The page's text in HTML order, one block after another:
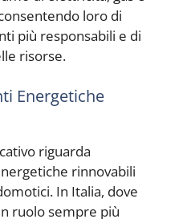
loro di
più responsabili e di
risorse.
Energetiche
riguarda
rinnovabili
In Italia, dove
ruolo sempre più